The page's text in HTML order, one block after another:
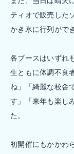
ティオで販売した
かき氷に行列がで
各ブースはいずれ
生ともに体調不良
ね」「綺麗な校舎
す」「来年も楽し
た。
初開催にもかかわ